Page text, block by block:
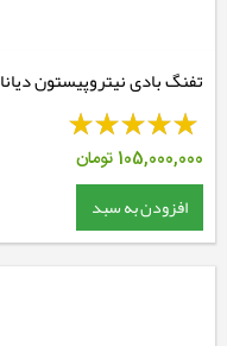
تفنگ بادی نیتروپیستون دیانا 340 N-TEC لوکس
105,000,000 تومان
افزودن به سبد